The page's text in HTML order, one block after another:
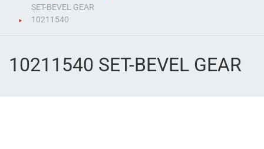
SET-BEVEL GEAR
10211540
10211540 SET-BEVEL GEAR